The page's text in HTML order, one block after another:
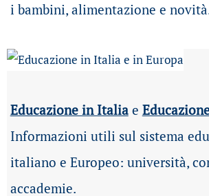
i bambini, alimentazione e
Educazione in Italiae
Informazioni utili sul sistema
italiano e Europeo: università,
accademie.